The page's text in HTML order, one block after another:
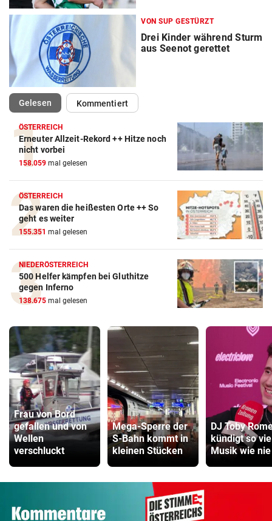
VON SUP GESTÜRZT
Drei Kinder während Sturm
aus Seenot gerettet
Gelesen(ausgewählt)Kommentiert
ÖSTERREICH
Erneuter Allzeit-Rekord ++ Hitze noch
nicht vorbei
158.059 mal gelesen
ÖSTERREICH
Das waren die heißesten Orte ++ So
geht es weiter
155.351 mal gelesen
NIEDERÖSTERREICH
500 Helfer kämpfen bei Gluthitze
gegen Inferno
138.675 mal gelesen
Frau von Bord
gefallen und von
Wellen
verschluckt
Mega-Sperre der
S-Bahn kommt in
kleinen Stücken
DJ Toby
kündigt so
Musik wie